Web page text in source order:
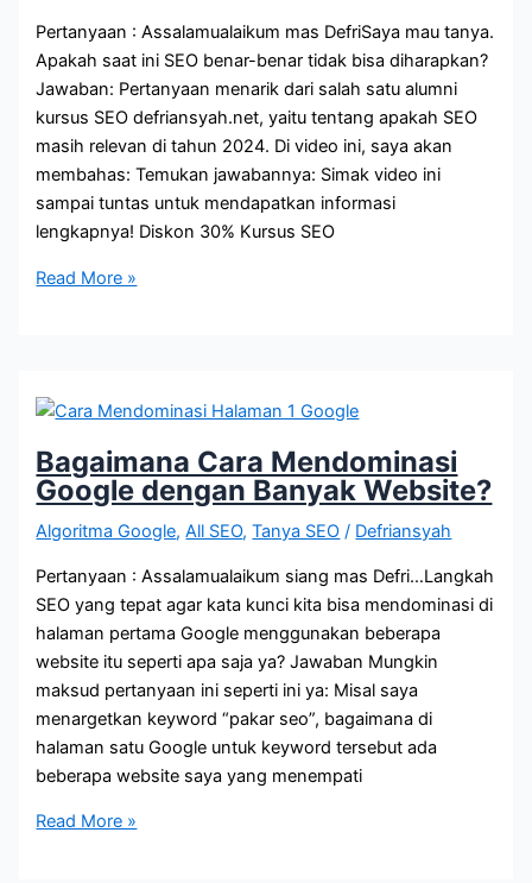
Pertanyaan : Assalamualaikum mas DefriSaya mau tanya.
Apakah saat ini SEO benar-benar tidak bisa diharapkan?
Jawaban: Pertanyaan menarik dari salah satu alumni
kursus SEO defriansyah.net, yaitu tentang apakah SEO
masih relevan di tahun 2024. Di video ini, saya akan
membahas: Temukan jawabannya: Simak video ini
sampai tuntas untuk mendapatkan informasi
lengkapnya! Diskon 30% Kursus SEO
Apakah
Diharapkan?
Read More »
Bagaimana Cara Mendominasi
Google dengan Banyak Website?
Algoritma Google,All SEO,Tanya SEO / Defriansyah
Pertanyaan : Assalamualaikum siang mas Defri…Langkah
SEO yang tepat agar kata kunci kita bisa mendominasi di
halaman pertama Google menggunakan beberapa
website itu seperti apa saja ya? Jawaban Mungkin
maksud pertanyaan ini seperti ini ya: Misal saya
menargetkan keyword “pakar seo”, bagaimana di
halaman satu Google untuk keyword tersebut ada
beberapa website saya yang menempati
Bagaimana
Read More »